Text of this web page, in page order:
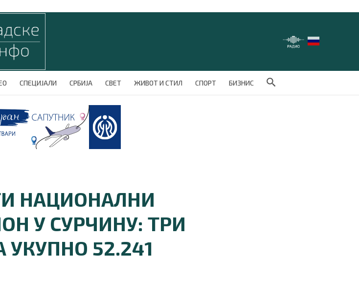
СПЕЦИЈАЛИ СРБИЈА СВЕТ ЖИВОТ И СТИЛ СПОРТ БИЗНИС
Search Button
НАЦИОНАЛНИ
У СУРЧИНУ: ТРИ
52.241